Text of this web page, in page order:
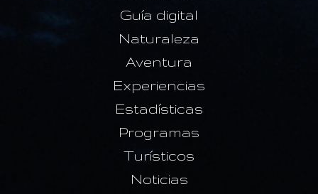
Guía digital
Naturaleza
Aventura
Experiencias
Estadísticas
Programas
Turísticos
Noticias